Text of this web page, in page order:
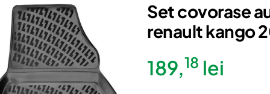
Set covorase
renault kango
189,18 lei